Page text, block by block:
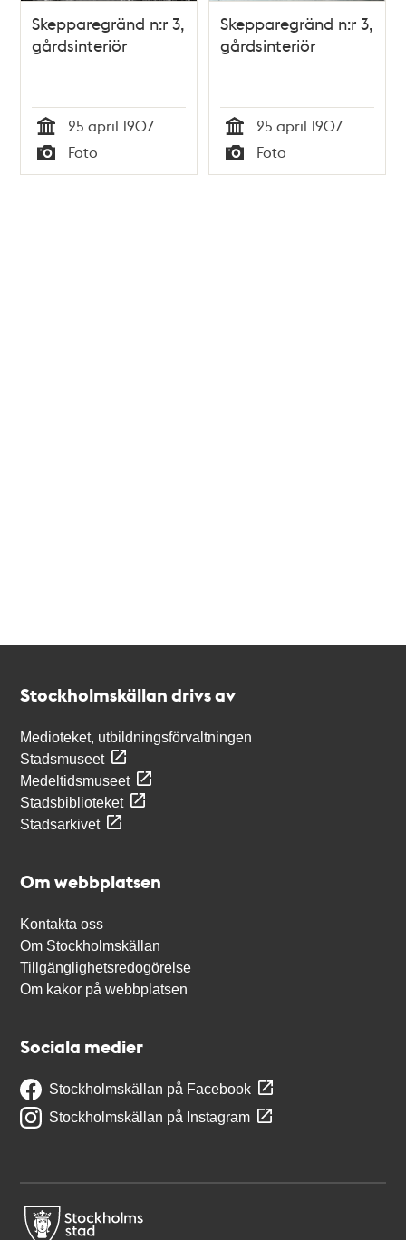
Skepparegränd n:r 3,
gårdsinteriör
Tid
25 april 1907
Typ
Foto
Skepparegränd n:r 3,
gårdsinteriör
Tid
25 april 1907
Typ
Foto
Stockholmskällan drivs av
Medioteket, utbildningsförvaltningen
Stadsmuseet
Medeltidsmuseet
Stadsbiblioteket
Stadsarkivet
Om webbplatsen
Kontakta oss
Om Stockholmskällan
Tillgänglighetsredogörelse
Om kakor på webbplatsen
Sociala medier
Stockholmskällan på Facebook
Stockholmskällan på Instagram